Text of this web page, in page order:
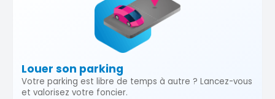
Louer son parking
Votre parking est libre de temps à autre ? Lancez-vous
et valorisez votre foncier.